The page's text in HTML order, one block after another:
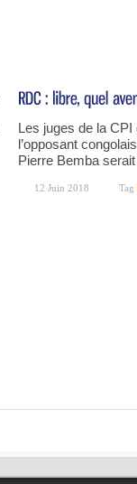
Les juges de la
l’opposant
Pierre Bemba
12 Juin 2018 Tag